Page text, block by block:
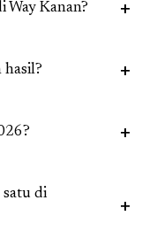
Way Kanan?
hasil?
satu di